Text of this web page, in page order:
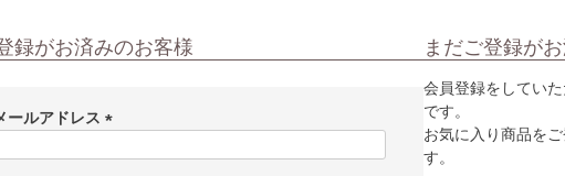
録がお済みのお客様
ールアドレス
まだご登録が
会員登録をしてい
です。
お気に入り商品を
す。